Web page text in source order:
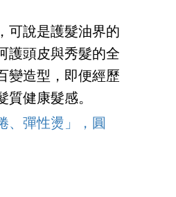
可說是護髮油界的
護頭皮與秀髮的全
變造型，即便經歷
健康髮感。
、彈性燙」，圓